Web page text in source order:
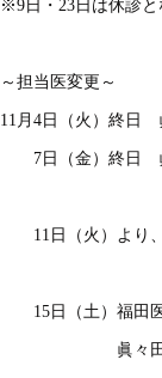
※9日・23日は休診と
～担当医変更～
11月4日（火）終日
7日（金）終日 眞
11日（火）より、
15日（土）福田医
眞々田院長 院